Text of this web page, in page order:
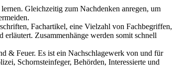
Gleichzeitig zum Nachdenken anregen, um
Fachartikel, eine Vielzahl von Fachbegriffen,
Zusammenhänge werden somit schnell
& Feuer. Es ist ein Nachschlagewerk von und für
Schornsteinfeger, Behörden, Interessierte und